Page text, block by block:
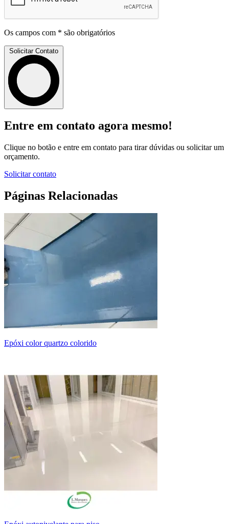
Os campos com * são obrigatórios
Solicitar Contato
Entre em contato agora mesmo!
Clique no botão e entre em contato para tirar dúvidas ou solicitar um
orçamento.
Solicitar contato
Páginas Relacionadas
epóxi color quartzo colorido